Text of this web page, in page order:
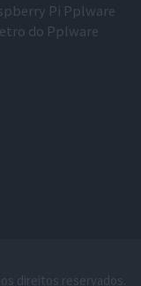
Pi Pplware
do Pplware
direitos reservados.